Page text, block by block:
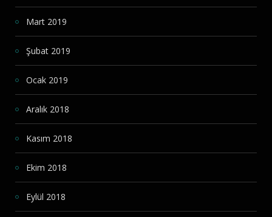
Mart 2019
Şubat 2019
Ocak 2019
Aralık 2018
Kasım 2018
Ekim 2018
Eylül 2018